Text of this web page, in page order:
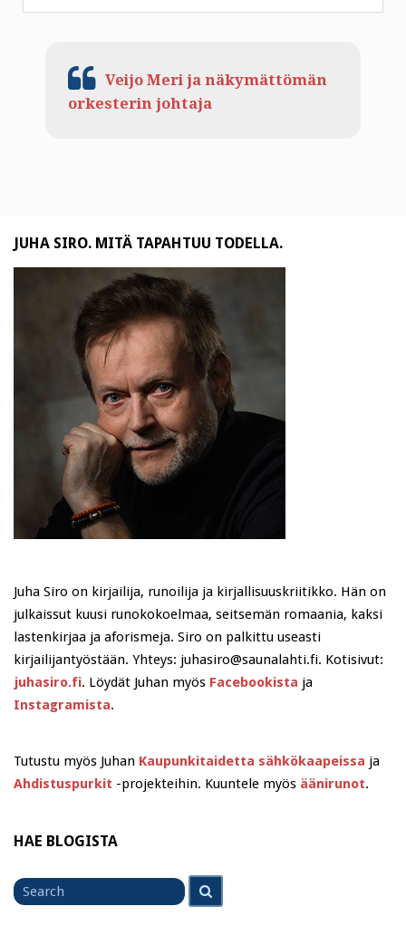
Veijo Meri ja näkymättömän
orkesterin johtaja
JUHA SIRO. MITÄ TAPAHTUU TODELLA.
Juha Siro on kirjailija, runoilija ja kirjallisuuskriitikko. Hän on
julkaissut kuusi runokokoelmaa, seitsemän romaania, kaksi
lastenkirjaa ja aforismeja. Siro on palkittu useasti
kirjailijantyöstään. Yhteys: juhasiro@saunalahti.fi. Kotisivut:
juhasiro.fi. Löydät Juhan myös Facebookista ja
Instagramista.
Tutustu myös Juhan Kaupunkitaidetta sähkökaapeissa ja
Ahdistuspurkit -projekteihin. Kuuntele myös äänirunot.
HAE BLOGISTA
Search
for